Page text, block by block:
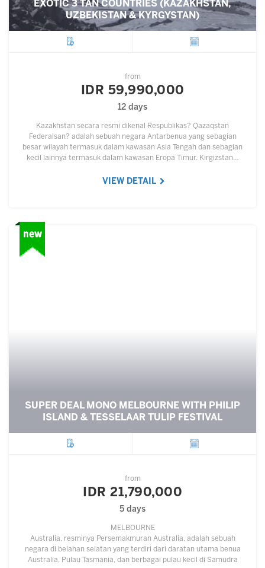
EXOTIC 3 TAN COUNTRIES (KAZAKHSTAN,
UZBEKISTAN & KYRGYSTAN)
from
IDR 59,990,000
12 days
Kazakhstan secara resmi dikenal Respublikas? Qazaqstan
Federalsan? adalah sebuah negara Antarbenua yang sebagian
besar wilayah termasuk dalam kawasan Asia Tengah dan sebagian
kecil lainnya termasuk dalam kawasan Eropa Timur. Kirgizstan…
VIEW DETAIL
SUPER DEAL MONO MELBOURNE WITH PHILIP
ISLAND & TESSELAAR TULIP FESTIVAL
from
IDR 21,790,000
5 days
MELBOURNE
Australia, resminya Persemakmuran Australia, adalah sebuah
negara di belahan selatan yang terdiri dari daratan utama benua
Australia, Pulau Tasmania, dan berbagai pulau kecil di Samudra